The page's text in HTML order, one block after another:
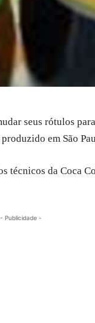
seus rótulos
em São
técnicos da Coca
- Publicidade -